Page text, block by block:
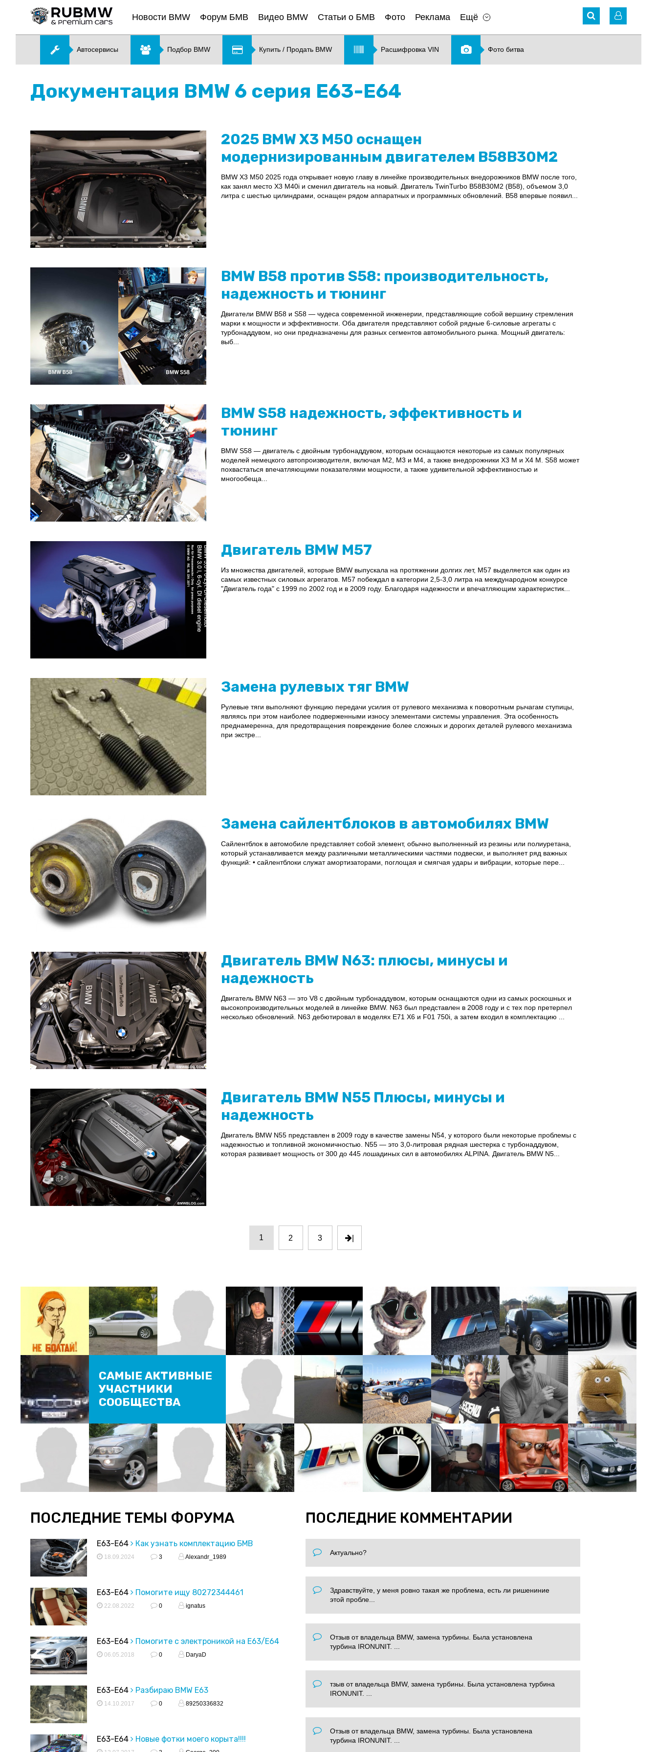
Новости BMW Форум БМВ Видео BMW Статьи о БМВ Фото Реклама Ещё
Автосервисы Подбор BMW Купить / Продать BMW Расшифровка VIN Фото битва
Документация BMW 6 серия E63-E64
2025 BMW X3 M50 оснащен
модернизированным двигателем B58B30M2
BMW X3 M50 2025 года открывает новую главу в линейке производительных внедорожников BMW после того,
как занял место X3 M40i и сменил двигатель на новый. Двигатель TwinTurbo B58B30M2 (В58), объемом 3,0
литра с шестью цилиндрами, оснащен рядом аппаратных и программных обновлений. B58 впервые появил...
BMW B58 против S58: производительность,
надежность и тюнинг
Двигатели BMW B58 и S58 — чудеса современной инженерии, представляющие собой вершину стремления
марки к мощности и эффективности. Оба двигателя представляют собой рядные 6-силовые агрегаты с
турбонаддувом, но они предназначены для разных сегментов автомобильного рынка. Мощный двигатель:
выб...
BMW S58 надежность, эффективность и
тюнинг
BMW S58 — двигатель с двойным турбонаддувом, которым оснащаются некоторые из самых популярных
моделей немецкого автопроизводителя, включая M2, M3 и M4, а также внедорожники X3 M и X4 M. S58 может
похвастаться впечатляющими показателями мощности, а также удивительной эффективностью и
многообеща...
Двигатель BMW M57
Из множества двигателей, которые BMW выпускала на протяжении долгих лет, M57 выделяется как один из
самых известных силовых агрегатов. M57 побеждал в категории 2,5-3,0 литра на международном конкурсе
"Двигатель года" с 1999 по 2002 год и в 2009 году. Благодаря надежности и впечатляющим характеристик...
Замена рулевых тяг BMW
Рулевые тяги выполняют функцию передачи усилия от рулевого механизма к поворотным рычагам ступицы,
являясь при этом наиболее подверженными износу элементами системы управления. Эта особенность
преднамеренна, для предотвращения повреждение более сложных и дорогих деталей рулевого механизма
при экстре...
Замена сайлентблоков в автомобилях BMW
Сайлентблок в автомобиле представляет собой элемент, обычно выполненный из резины или полиуретана,
который устанавливается между различными металлическими частями подвески, и выполняет ряд важных
функций: • сайлентблоки служат амортизаторами, поглощая и смягчая удары и вибрации, которые пере...
Двигатель BMW N63: плюсы, минусы и
надежность
Двигатель BMW N63 — это V8 с двойным турбонаддувом, которым оснащаются одни из самых роскошных и
высокопроизводительных моделей в линейке BMW. N63 был представлен в 2008 году и с тех пор претерпел
несколько обновлений. N63 дебютировал в моделях E71 X6 и F01 750i, а затем входил в комплектацию ...
Двигатель BMW N55 Плюсы, минусы и
надежность
Двигатель BMW N55 представлен в 2009 году в качестве замены N54, у которого были некоторые проблемы с
надежностью и топливной экономичностью. N55 — это 3,0-литровая рядная шестерка с турбонаддувом,
которая развивает мощность от 300 до 445 лошадиных сил в автомобилях ALPINA. Двигатель BMW N5...
1 2 3
САМЫЕ АКТИВНЫЕ
УЧАСТНИКИ
СООБЩЕСТВА
ПОСЛЕДНИЕ ТЕМЫ ФОРУМА
E63-E64 Как узнать комплектацию БМВ
18.09.2024 3 Alexandr_1989
E63-E64 Помогите ищу 80272344461
22.08.2022 0 ignatus
E63-E64 Помогите с электроникой на Е63/Е64
06.05.2018 0 DaryaD
E63-E64 Разбираю BMW E63
14.10.2017 0 89250336832
E63-E64 Новые фотки моего корыта!!!!
ПОСЛЕДНИЕ КОММЕНТАРИИ
Актуально?
Здравствуйте, у меня ровно такая же проблема, есть ли ришениние
этой пробле...
Отзыв от владельца BMW, замена турбины. Была установлена
турбина IRONUNIT. ...
тзыв от владельца BMW, замена турбины. Была установлена турбина
IRONUNIT. ...
Отзыв от владельца BMW, замена турбины. Была установлена
турбина IRONUNIT. ...